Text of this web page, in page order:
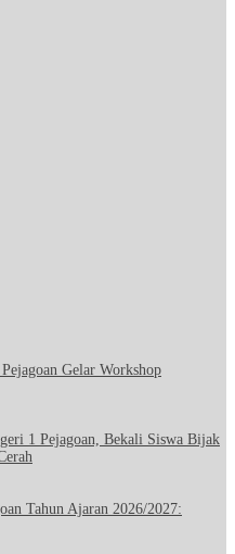
Gelar Workshop
1 Pejagoan, Bekali Siswa Bijak
Tahun Ajaran 2026/2027: